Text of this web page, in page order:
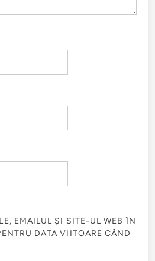
EMAILUL ȘI SITE-UL WEB ÎN
DATA VIITOARE CÂND